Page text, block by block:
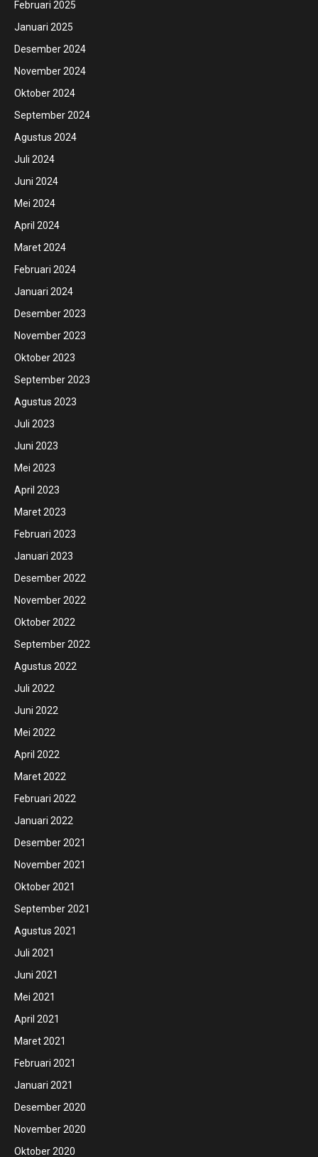
Februari 2025
Januari 2025
Desember 2024
November 2024
Oktober 2024
September 2024
Agustus 2024
Juli 2024
Juni 2024
Mei 2024
April 2024
Maret 2024
Februari 2024
Januari 2024
Desember 2023
November 2023
Oktober 2023
September 2023
Agustus 2023
Juli 2023
Juni 2023
Mei 2023
April 2023
Maret 2023
Februari 2023
Januari 2023
Desember 2022
November 2022
Oktober 2022
September 2022
Agustus 2022
Juli 2022
Juni 2022
Mei 2022
April 2022
Maret 2022
Februari 2022
Januari 2022
Desember 2021
November 2021
Oktober 2021
September 2021
Agustus 2021
Juli 2021
Juni 2021
Mei 2021
April 2021
Maret 2021
Februari 2021
Januari 2021
Desember 2020
November 2020
Oktober 2020